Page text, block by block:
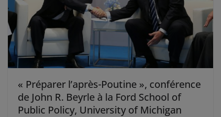
« Préparer l’après-Poutine », conférence
de John R. Beyrle à la Ford School of
Public Policy, University of Michigan